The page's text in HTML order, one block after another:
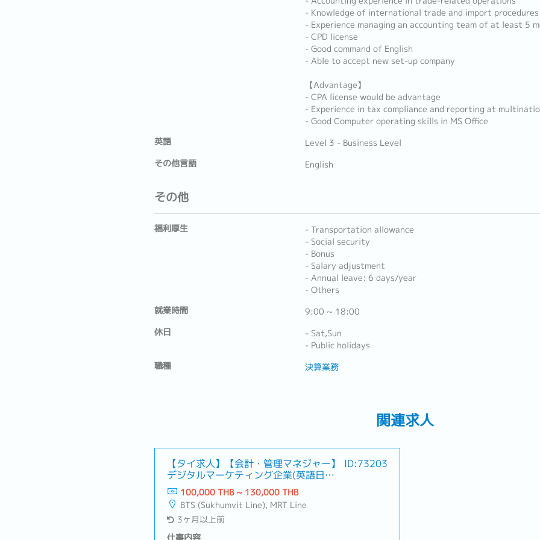
- Knowledge of international trade and import procedures
- Experience managing an accounting team of at least 5
- CPD license
- Good command of English
- Able to accept new set-up company
【Advantage】
- CPA license would be advantage
- Experience in tax compliance and reporting at
- Good Computer operating skills in MS Office
英語
Level 3 - Business Level
その他言語
English
その他
福利厚生
- Transportation allowance
- Social security
- Bonus
- Salary adjustment
- Annual leave: 6 days/year
- Others
就業時間
9:00 ~ 18:00
休日
- Sat,Sun
- Public holidays
職種
決算業務
関連求人
【タイ求人】【会計・管理マネジャー】
デジタルマーケティング企業(英語日常
会話可能)
ID:73203
100,000 THB ~ 130,000 THB
BTS (Sukhumvit Line), MRT Line
3ヶ月以上前
仕事内容